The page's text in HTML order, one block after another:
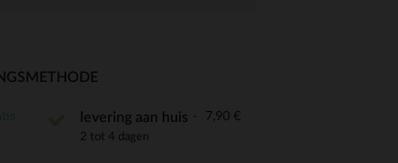
levering aan huis 7,90 €
2 tot 4 dagen